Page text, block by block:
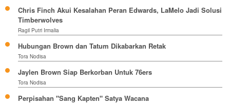
Chris Finch Akui Kesalahan Peran Edwards, LaMelo Jadi Solusi
Timberwolves
Ragil Putri Irmalia
Hubungan Brown dan Tatum Dikabarkan Retak
Tora Nodisa
Jaylen Brown Siap Berkorban Untuk 76ers
Tora Nodisa
Perpisahan "Sang Kapten" Satya Wacana